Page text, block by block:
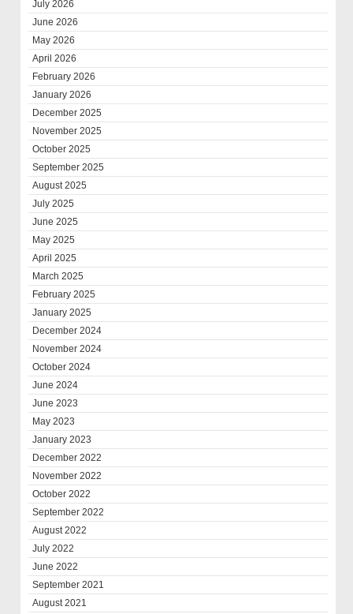
July 2026
June 2026
May 2026
April 2026
February 2026
January 2026
December 2025
November 2025
October 2025
September 2025
August 2025
July 2025
June 2025
May 2025
April 2025
March 2025
February 2025
January 2025
December 2024
November 2024
October 2024
June 2024
June 2023
May 2023
January 2023
December 2022
November 2022
October 2022
September 2022
August 2022
July 2022
June 2022
September 2021
August 2021